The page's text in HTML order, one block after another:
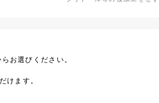
お選びください。
けます。